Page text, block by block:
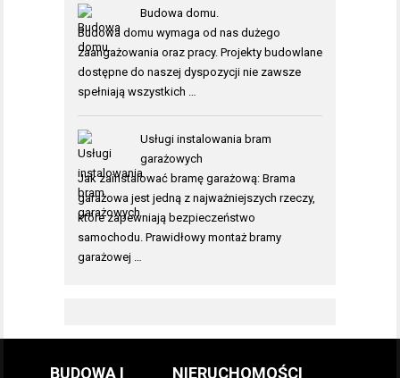
Budowa domu.
Budowa domu wymaga od nas dużego
zaangażowania oraz pracy. Projekty budowlane
dostępne do naszej dyspozycji nie zawsze
spełniają wszystkich …
Usługi instalowania bram
garażowych
Jak zainstalować bramę garażową: Brama
garażowa jest jedną z najważniejszych rzeczy,
które zapewniają bezpieczeństwo
samochodu. Prawidłowy montaż bramy
garażowej …
BUDOWA I
NIERUCHOMOŚCI